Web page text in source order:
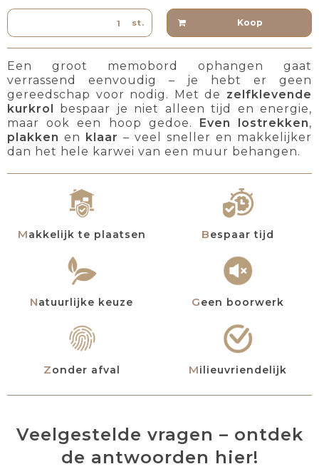
st. Koop
Een groot memobord ophangen gaat
verrassend eenvoudig – je hebt er geen
gereedschap voor nodig. Met de zelfklevende
kurkrol bespaar je niet alleen tijd en energie,
maar ook een hoop gedoe. Even lostrekken,
plakken en klaar – veel sneller en makkelijker
dan het hele karwei van een muur behangen.
Makkelijk te plaatsen Bespaar tijd
Natuurlijke keuze Geen boorwerk
Zonder afval Milieuvriendelijk
Veelgestelde vragen – ontdek
de antwoorden hier!